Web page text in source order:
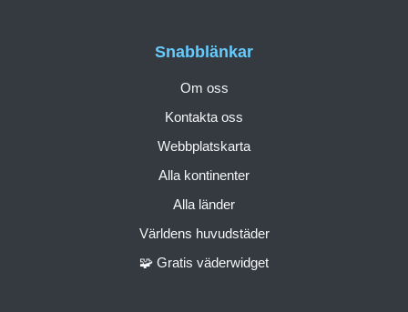
Snabblänkar
Om oss
Kontakta oss
Webbplatskarta
Alla kontinenter
Alla länder
Världens huvudstäder
🧩 Gratis väderwidget